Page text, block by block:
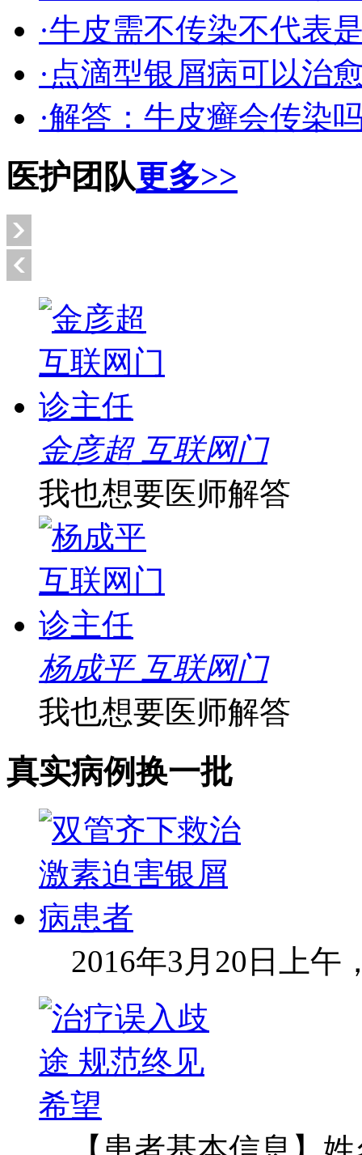
·牛皮需不传染不代表
·点滴型银屑病可以治
·解答：牛皮癣会传染
医护团队更多>>
金彦超 互联网门
我也想要医师解答
杨成平 互联网门
我也想要医师解答
真实病例换一批
2016年3月20日上午